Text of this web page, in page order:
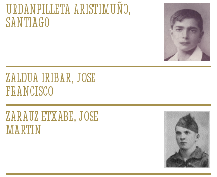
URDANPILLETA ARISTIMUÑO,
SANTIAGO
ZALDUA IRIBAR, JOSE
FRANCISCO
ZARAUZ ETXABE, JOSE
MARTIN